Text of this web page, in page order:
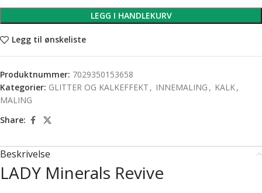
LEGG I HANDLEKURV
Legg til ønskeliste
Produktnummer: 7029350153658
Kategorier: GLITTER OG KALKEFFEKT , INNEMALING , KALK,
MALING
Share:
Beskrivelse
LADY Minerals Revive